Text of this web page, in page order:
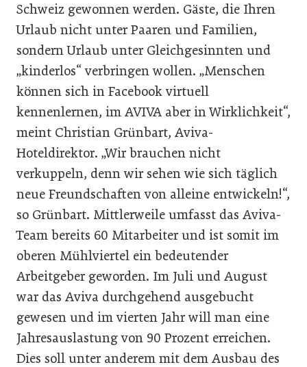
Schweiz gewonnen werden. Gäste, die Ihren
Urlaub nicht unter Paaren und Familien,
sondern Urlaub unter Gleichgesinnten und
„kinderlos“ verbringen wollen. „Menschen
können sich in Facebook virtuell
kennenlernen, im AVIVA aber in Wirklichkeit“,
meint Christian Grünbart, Aviva-
Hoteldirektor. „Wir brauchen nicht
verkuppeln, denn wir sehen wie sich täglich
neue Freundschaften von alleine entwickeln!“,
so Grünbart. Mittlerweile umfasst das Aviva-
Team bereits 60 Mitarbeiter und ist somit im
oberen Mühlviertel ein bedeutender
Arbeitgeber geworden. Im Juli und August
war das Aviva durchgehend ausgebucht
gewesen und im vierten Jahr will man eine
Jahresauslastung von 90 Prozent erreichen.
Dies soll unter anderem mit dem Ausbau des